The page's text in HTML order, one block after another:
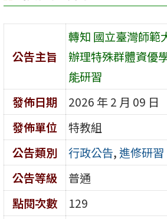
公告主旨
轉知 國立臺灣師範
辦理特殊群體資優
能研習
發佈日期
2026 年 2 月 09 日
發佈單位
特教組
公告類別
行政公告,進修研習
公告等級
普通
點閱次數
129